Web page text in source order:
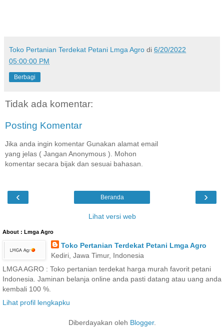
Toko Pertanian Terdekat Petani Lmga Agro di 6/20/2022
05:00:00 PM
Berbagi
Tidak ada komentar:
Posting Komentar
Jika anda ingin komentar Gunakan alamat email
yang jelas ( Jangan Anonymous ). Mohon
komentar secara bijak dan sesuai bahasan.
‹ ›
Beranda
Lihat versi web
About : Lmga Agro
Toko Pertanian Terdekat Petani Lmga Agro
Kediri, Jawa Timur, Indonesia
LMGA AGRO : Toko pertanian terdekat harga murah favorit petani
Indonesia. Jaminan belanja online anda pasti datang atau uang anda
kembali 100 %.
Lihat profil lengkapku
Diberdayakan oleh Blogger.